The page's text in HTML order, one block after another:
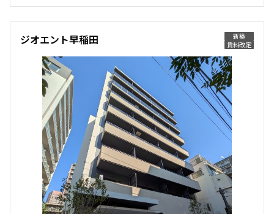
6階６０７
156,000円
25.17㎡
三井の賃貸
お問合せ 追加
賃料改定
8階８０６
新築
賃料改定
ジオエント早稲田